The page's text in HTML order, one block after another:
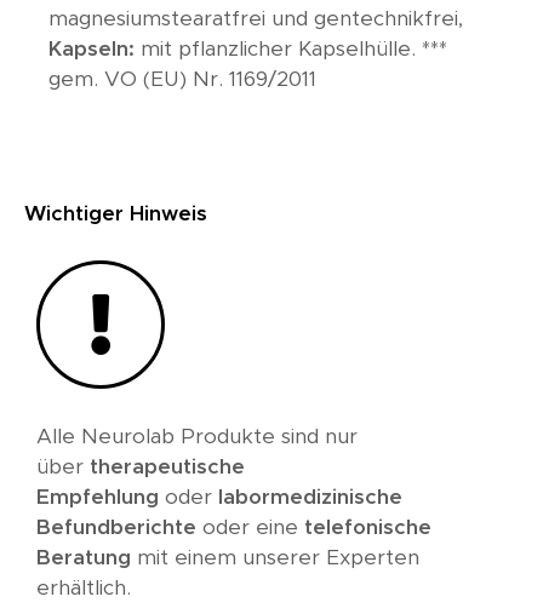
Wichtiger Hinweis
Alle Neurolab Produkte sind nur
über therapeutische
Empfehlung oder labormedizinische
Befundberichte oder eine telefonische
Beratung mit einem unserer Experten
erhältlich.
magnesiumstearatfrei und gentechnikfrei,
Kapseln: mit pflanzlicher Kapselhülle. ***
gem. VO (EU) Nr. 1169/2011